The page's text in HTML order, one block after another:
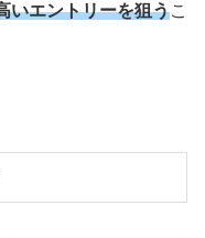
いエントリーを狙うこ